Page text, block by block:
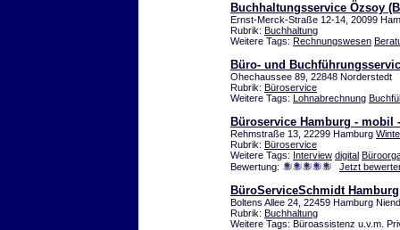
Buchhaltungsservice Özsoy
Ernst-Merck-Straße 12-14, 20099
Rubrik: Buchhaltung
Weitere Tags: Rechnungswesen
Büro- und
Ohechaussee 89, 22848 Norderstedt
Rubrik: Büroservice
Weitere Tags: Lohnabrechnung
Büroservice Hamburg - mobil
Rehmstraße 13, 22299 Hamburg
Rubrik: Büroservice
Weitere Tags: Interview digital
Bewertung:
Jetzt
BüroServiceSchmidt Hamburg
Boltens Allee 24, 22459 Hamburg
Rubrik: Buchhaltung
Weitere Tags: Büroassistenz u.v.m.